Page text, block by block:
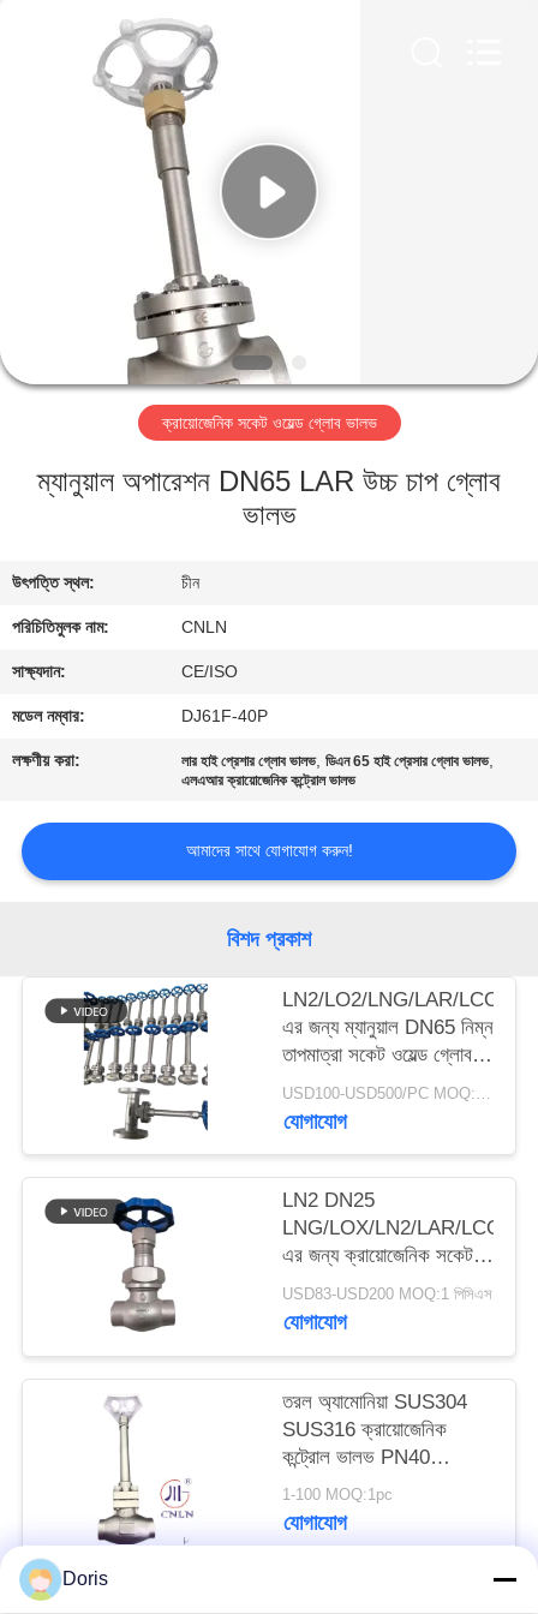
আমাদের
সম্পর্কে
কারখানা
মান
নিয়ন্ত্রণ
যোগাযোগ
করুন
খবর
উদ্ধৃতির
জন্য
আবেদন
ম্যাপ
ক্রায়োজেনিক সকেট ওয়েল্ড গ্লোব ভালভ
ম্যানুয়াল অপারেশন DN65 LAR উচ্চ চাপ গ্লোব
ভালভ
উৎপত্তি স্থল: চীন
পরিচিতিমুলক নাম: CNLN
সাক্ষ্যদান: CE/ISO
মডেল নম্বার: DJ61F-40P
লক্ষণীয় করা: লার হাই প্রেশার গ্লোব ভালভ,ডিএন 65 হাই প্রেসার গ্লোব ভালভ,
এলএআর ক্রায়োজেনিক কন্ট্রোল ভালভ
আমাদের সাথে যোগাযোগ করুন!
বিশদ প্রকাশ
LN2/LO2/LNG/LAR/LCO2-
এর জন্য ম্যানুয়াল DN65 নিম্ন
তাপমাত্রা সকেট ওয়েল্ড গ্লোব
ভালভ
USD100-USD500/PC MOQ:1pc
যোগাযোগ
LN2 DN25
LNG/LOX/LN2/LAR/LCO2
এর জন্য ক্রায়োজেনিক সকেট
ওয়েল্ড গ্লোব ভালভ DJ61F-
40P
USD83-USD200 MOQ:1 পিসিএস
যোগাযোগ
তরল অ্যামোনিয়া SUS304
SUS316 ক্রায়োজেনিক
কন্ট্রোল ভালভ PN40
-196~+80°C
1-100 MOQ:1pc
যোগাযোগ
Doris